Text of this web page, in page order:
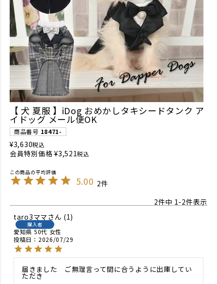
【 犬 夏服 】iDog おめかしタキシードタンク ア
イドッグ メール便OK
商品番号 18471-
¥3,630税込
会員特別価格 ¥3,521税込
5.00 2
2件中 1-2件表示
taro3ママ
1
購入者
愛知県 50代 女性
投稿日
2026/07/29
届きました　ご無理言って間に合うように出庫してい
ただき